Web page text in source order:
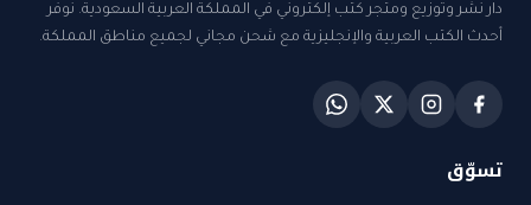
دار نشر وتوزيع ومتجر كتب إلكتروني في المملكة العربية السعودية. نوفر
أحدث الكتب العربية والإنجليزية مع شحن مجاني لجميع مناطق المملكة.
تسوّق